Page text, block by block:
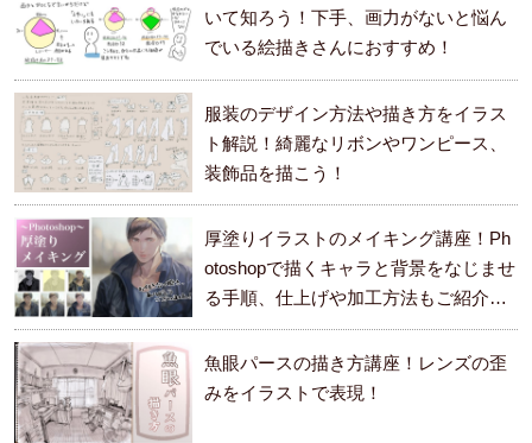
いて知ろう！下手、画力がないと悩ん
でいる絵描きさんにおすすめ！
服装のデザイン方法や描き方をイラス
ト解説！綺麗なリボンやワンピース、
装飾品を描こう！
厚塗りイラストのメイキング講座！Ph
otoshopで描くキャラと背景をなじませ
る手順、仕上げや加工方法もご紹介し
ます。
魚眼パースの描き方講座！レンズの歪
みをイラストで表現！